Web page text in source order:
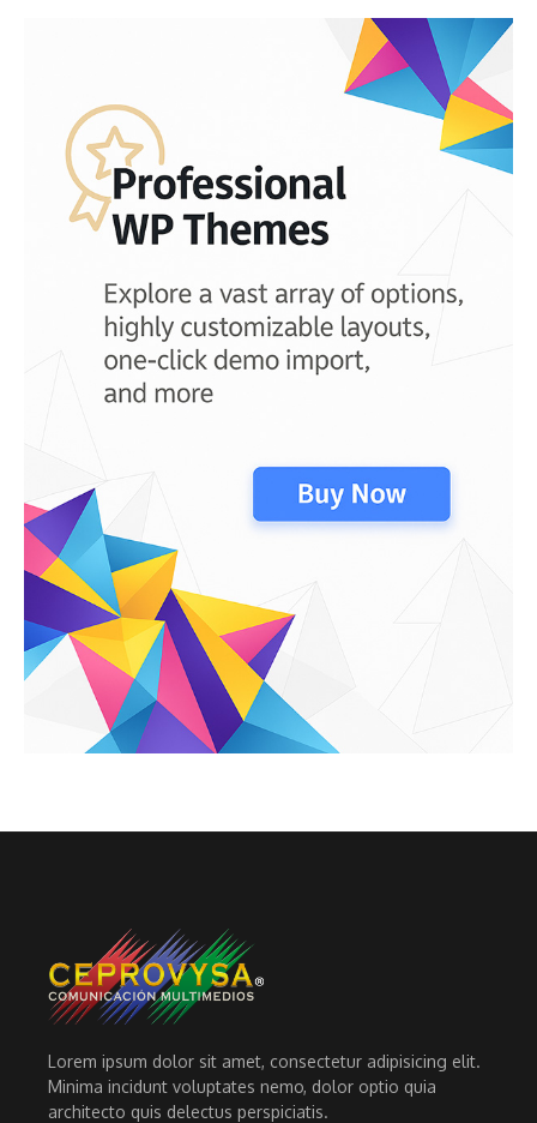
Lorem ipsum dolor sit amet, consectetur adipisicing elit.
Minima incidunt voluptates nemo, dolor optio quia
architecto quis delectus perspiciatis.